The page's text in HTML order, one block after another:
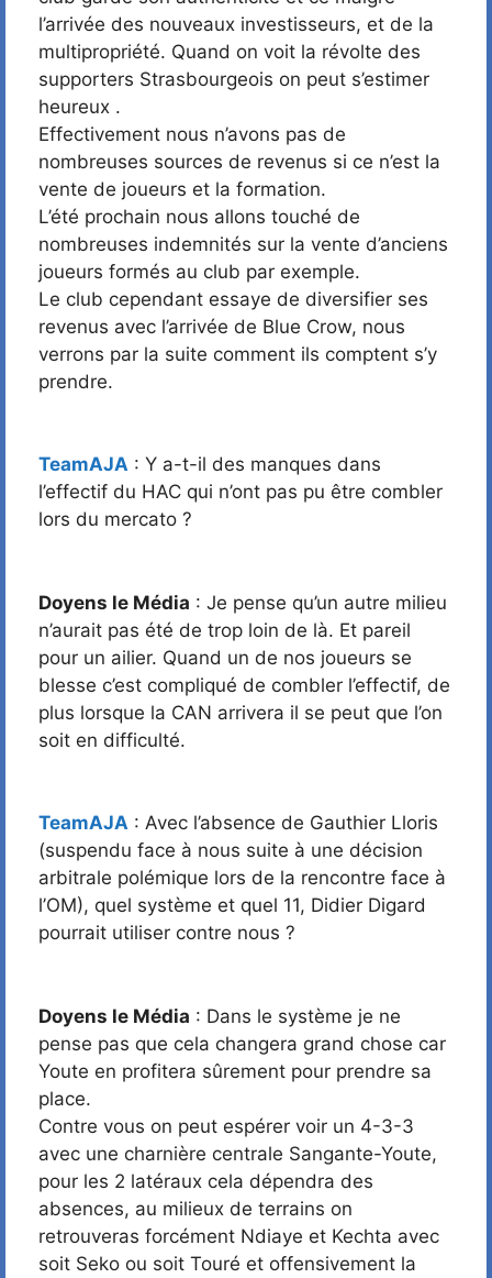
l’arrivée des nouveaux investisseurs, et de la
multipropriété. Quand on voit la révolte des
supporters Strasbourgeois on peut s’estimer
heureux .
Effectivement nous n’avons pas de
nombreuses sources de revenus si ce n’est la
vente de joueurs et la formation.
L’été prochain nous allons touché de
nombreuses indemnités sur la vente d’anciens
joueurs formés au club par exemple.
Le club cependant essaye de diversifier ses
revenus avec l’arrivée de Blue Crow, nous
verrons par la suite comment ils comptent s’y
prendre.
TeamAJA : Y a-t-il des manques dans
l’effectif du HAC qui n’ont pas pu être combler
lors du mercato ?
Doyens le Média : Je pense qu’un autre milieu
n’aurait pas été de trop loin de là. Et pareil
pour un ailier. Quand un de nos joueurs se
blesse c’est compliqué de combler l’effectif, de
plus lorsque la CAN arrivera il se peut que l’on
soit en difficulté.
TeamAJA : Avec l’absence de Gauthier Lloris
(suspendu face à nous suite à une décision
arbitrale polémique lors de la rencontre face à
l’OM), quel système et quel 11, Didier Digard
pourrait utiliser contre nous ?
Doyens le Média : Dans le système je ne
pense pas que cela changera grand chose car
Youte en profitera sûrement pour prendre sa
place.
Contre vous on peut espérer voir un 4-3-3
avec une charnière centrale Sangante-Youte,
pour les 2 latéraux cela dépendra des
absences, au milieux de terrains on
retrouveras forcément Ndiaye et Kechta avec
soit Seko ou soit Touré et offensivement la